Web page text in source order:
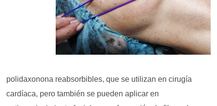
polidaxonona reabsorbibles, que se utilizan en cirugía
cardíaca, pero también se pueden aplicar en